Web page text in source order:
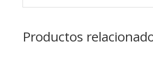
Productos